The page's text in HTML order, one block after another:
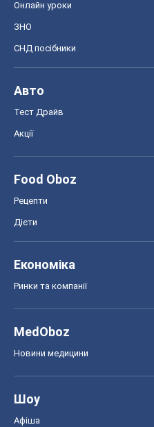
Онлайн уроки
ЗНО
СНД посібники
Авто
Тест Драйв
Акції
Food Oboz
Рецепти
Дієти
Економіка
Ринки та компанії
MedOboz
Новини медицини
Шоу
Афіша